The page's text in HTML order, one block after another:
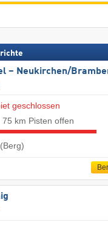
– Neukirchen/​
geschlossen
75 km Pisten offen